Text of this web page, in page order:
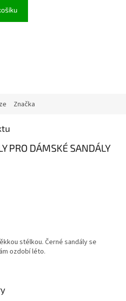
Značka
PRO DÁMSKÉ SANDÁLY
stélkou. Černé sandály se
ozdobí léto.